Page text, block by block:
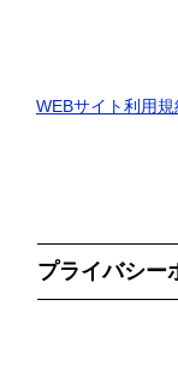
WEBサイト利用規
プライバシー